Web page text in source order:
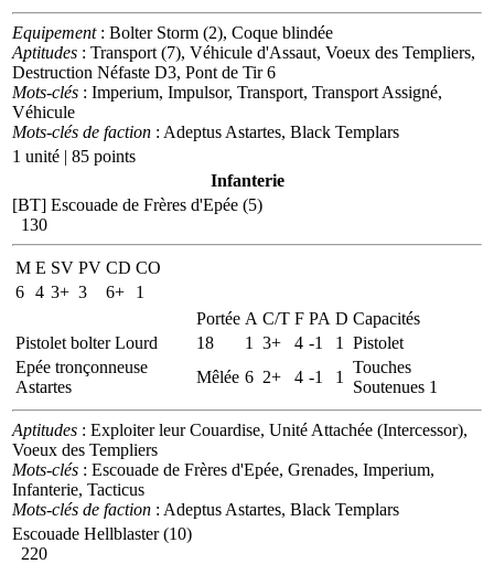
Equipement: Bolter Storm (2), Coque blindée
Aptitudes : Transport (7), Véhicule d'Assaut, Voeux des Templiers,
Destruction Néfaste D3, Pont de Tir 6
Mots-clés : Imperium, Impulsor, Transport, Transport Assigné,
Véhicule
Mots-clés de faction : Adeptus Astartes, Black Templars
1 unité | 85 points
Infanterie
[BT] Escouade de Frères d'Epée (5)
130
M E SV PV CD CO
6 4 3+ 3 6+
1
Portée A C/T F PA D Capacités
Pistolet bolter Lourd
18 1 3+ 4 -1 1
Pistolet
Epée tronçonneuse
Astartes
Mêlée 6 2+ 4 -1 1
Touches
Soutenues 1
Aptitudes : Exploiter leur Couardise, Unité Attachée (Intercessor),
Voeux des Templiers
Mots-clés : Escouade de Frères d'Epée, Grenades, Imperium,
Infanterie, Tacticus
Mots-clés de faction : Adeptus Astartes, Black Templars
Escouade Hellblaster (10)
220